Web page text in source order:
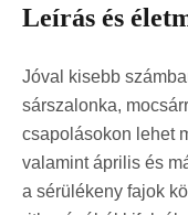
Leírás és
Jóval kisebb
sárszalonka,
csapolásokon lehet
valamint április és
a sérülékeny fajok